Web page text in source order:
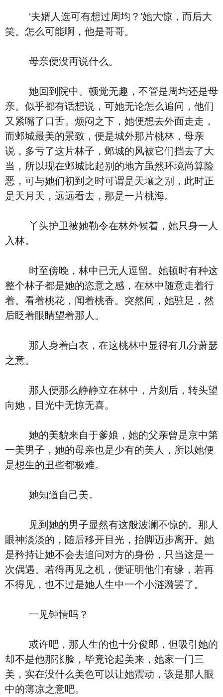
‘夫婿人选可有想过周均？’她大惊，而后大
笑。怎么可能啊，他是哥哥。
母亲便没再说什么。
她回到院中。顿觉无趣，不管是周均还是母
亲。似乎都有话想说，可她无论怎么追问，他们
又紧嘴了口舌。烦闷之下，她便想去外面走走，
而邺城最美的景致，便是城外那片桃林，母亲
说，多亏了这片林子，邺城的风被它们挡去了大
当，所以现在邺城比起别的地方虽然环境尚算险
恶，可与她们初到之时可谓是天壤之别，此时正
是天月天，远远看去，那是一片桃海。
丫头护卫被她勒令在林外候着，她只身一人
入林。
时至傍晚，林中已无人逗留。她顿时有种这
整个林子都是她的恣意之感，在林中随意走着行
着。看着桃花，闻着桃香。突然间，她驻足，然
后眨着眼睛望着那人。
那人身着白衣，在这桃林中显得有几分萧瑟
之意。
那人便那么静静立在林中，片刻后，转头望
向她，目光中无惊无喜。
她的美貌来自于爹娘，她的父亲曾是京中第
一美男子，她的母亲也是少有的美人，所以她便
是想生的丑些都极难。
她知道自己美。
见到她的男子显然有这般波澜不惊的。那人
眼神淡淡的，随后移开目光，抬脚迈步离开。她
是矜持让她不会去追问对方的身份，只当这是一
次偶遇。若得再见之机，便证明他们有缘，若再
不得见，也不过是她人生中一个小涟漪罢了。
一见钟情吗？
或许吧，那人生的也十分俊郎，但吸引她的
却不是他那张脸，毕竟论起美来，她家一门三
美，实在没什么美色可以让她震动，该是那人眼
中的薄凉之意吧。